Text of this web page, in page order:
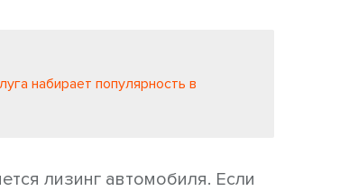
набирает популярность в
лизинг автомобиля. Если